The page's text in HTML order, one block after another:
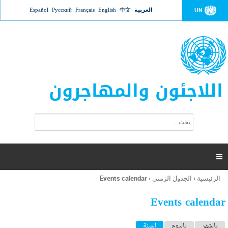
Jump to navigation UN العربية 中文
English
Français
Русский
Español
اللاجئون والمهاجرون
ت
ر
ل
ح
ب

أنت
هنا
الرئيسية › الجدول الزمني ›
Events calendar
Events calendar